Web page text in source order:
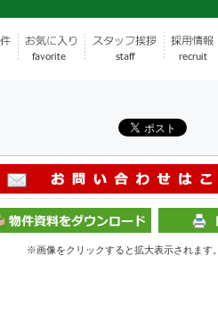
※画像をクリックすると拡大表示されます。